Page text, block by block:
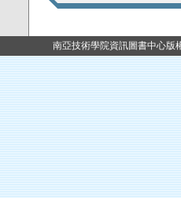
南亞技術學院資訊圖書中心